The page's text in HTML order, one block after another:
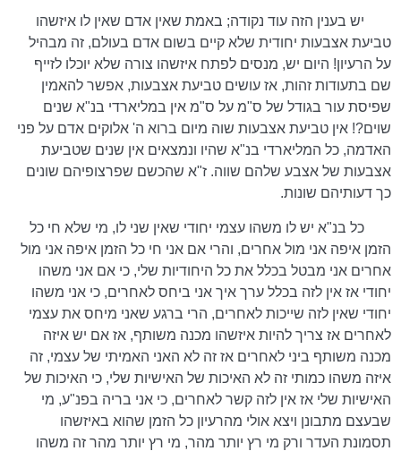
יש בענין הזה עוד נקודה; באמת שאין אדם שאין לו איזשהו
טביעת אצבעות יחודית שלא קיים בשום אדם בעולם, זה מבהיל
על הרעיון! היום יש, מנסים לפתח איזשהו צורה שלא יוכלו לזייף
שם בתעודות זהות, אז עושים טביעת אצבעות, אפשר להאמין
שפיסת עור בגודל של ס"מ על ס"מ אין במליארדי בנ"א שנים
שוים?! אין טביעת אצבעות שוה מיום ברוא ה' אלוקים אדם על פני
האדמה, כל המליארדי בנ"א שהיו ונמצאים אין שנים שטביעת
אצבעות של אצבע שלהם שווה. ז"א שהכשם שפרצופיהם שונים
כך דעותיהם שונות.
כל בנ"א יש לו משהו עצמי יחודי שאין שני לו, מי שלא חי כל
הזמן איפה אני מול אחרים, והרי אם אני חי כל הזמן איפה אני מול
אחרים אני מבטל בכלל את כל היחודיות שלי, כי אם אני משהו
יחודי אז אין לזה בכלל ערך איך אני ביחס לאחרים, כי אני משהו
יחודי שאין לזה שייכות לאחרים, הרי ברגע שאני מיחס את עצמי
לאחרים אז צריך להיות איזשהו מכנה משותף, אז אם יש איזה
מכנה משותף ביני לאחרים אז זה לא האני האמיתי של עצמי, זה
איזה משהו כמותי זה לא האיכות של האישיות שלי, כי האיכות של
האישיות שלי אז אין לזה קשר לאחרים, כי אני בריה בפנ"ע, מי
שבעצם מתבונן ויצא אולי מהרעיון כל הזמן שהוא באיזשהו
תסמונת העדר ורק מי רץ יותר מהר, מי רץ יותר מהר זה משהו